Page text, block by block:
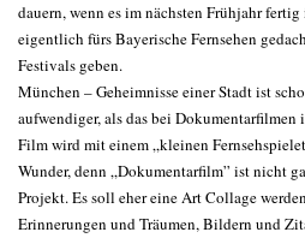
dauern, wenn es im nächsten Frühjahr
eigentlich fürs Bayerische Fernsehen
Festivals geben.
München – Geheimnisse einer Stadt ist
aufwendiger, als das bei
Film wird mit einem „kleinen
Wunder, denn „Dokumentarfilm” ist nicht
Projekt. Es soll eher eine Art Collage
Erinnerungen und Träumen, Bildern und